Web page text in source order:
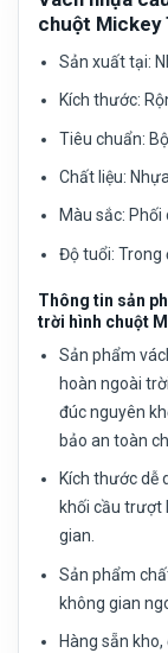
chuột Mickey
Sản xuất tại:
Kích thước:
Tiêu chuẩn:
Chất liệu:
Màu sắc: Phối
Độ tuổi: Trong
Thông tin sản
trời hình chuột
Sản phẩm
hoàn ngoài
đúc nguyên
bảo an toàn
Kích thước dễ
khối cầu trượt
gian.
Sản phẩm
không gian
Hàng sẵn